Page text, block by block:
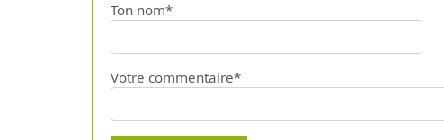
Ton nom*
Votre commentaire*